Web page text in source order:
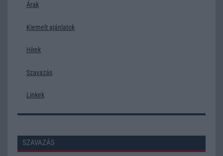
Árak
Kiemelt ajánlatok
Hírek
Szavazás
Linkek
SZAVAZÁS